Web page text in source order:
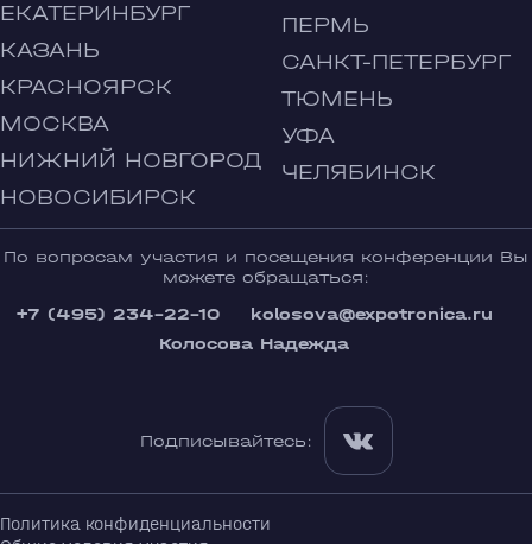
ЕКАТЕРИНБУРГ
КАЗАНЬ
КРАСНОЯРСК
МОСКВА
НИЖНИЙ НОВГОРОД
НОВОСИБИРСК
ПЕРМЬ
САНКТ-ПЕТЕРБУРГ
ТЮМЕНЬ
УФА
ЧЕЛЯБИНСК
По вопросам участия и посещения конференции Вы
можете обращаться:
+7 (495) 234-22-10
kolosova@expotronica.ru
Колосова Надежда
Подписывайтесь:
Политика конфиденциальности